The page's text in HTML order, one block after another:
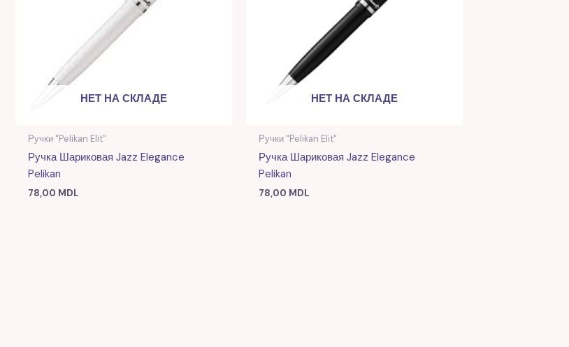
НЕТ НА СКЛАДЕ
Ручки "Pelikan Elit"
Ручка Шариковая Jazz Elegance
Pelikan
78,00 MDL
НЕТ НА СКЛАДЕ
Ручки "Pelikan Elit"
Ручка Шариковая Jazz Elegance
Pelikan
78,00 MDL